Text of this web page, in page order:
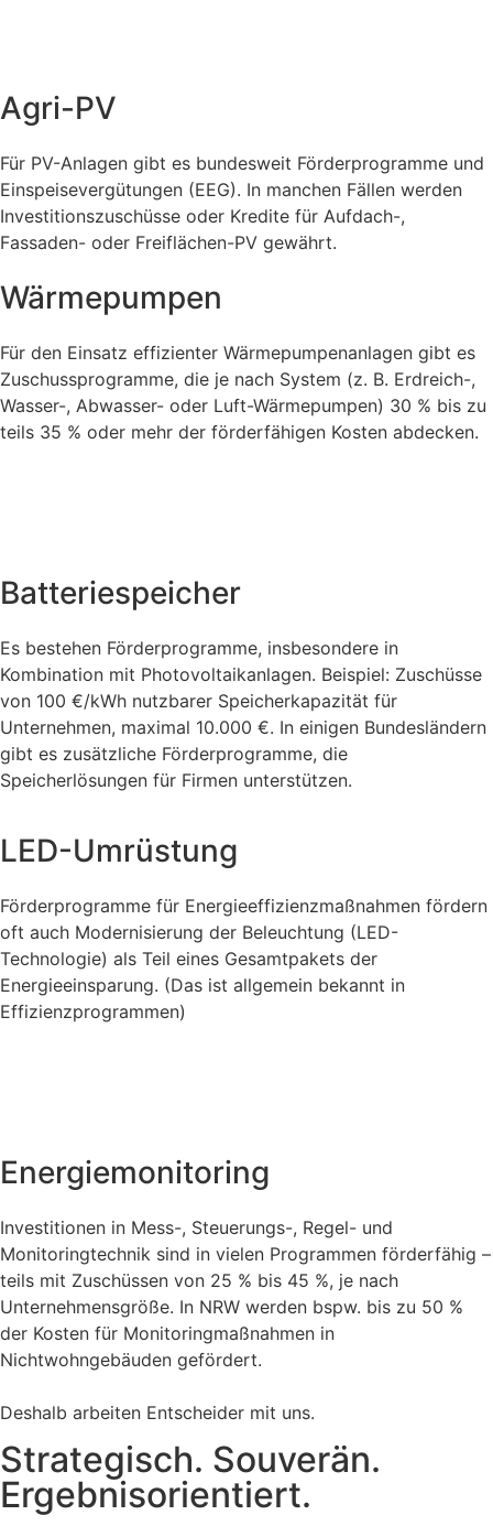
Agri-PV
Für PV-Anlagen gibt es bundesweit Förderprogramme und
Einspeisevergütungen (EEG). In manchen Fällen werden
Investitionszuschüsse oder Kredite für Aufdach-,
Fassaden- oder Freiflächen-PV gewährt.
Wärmepumpen
Für den Einsatz effizienter Wärmepumpenanlagen gibt es
Zuschussprogramme, die je nach System (z. B. Erdreich-,
Wasser-, Abwasser- oder Luft-Wärmepumpen) 30 % bis zu
teils 35 % oder mehr der förderfähigen Kosten abdecken.
Batteriespeicher
Es bestehen Förderprogramme, insbesondere in
Kombination mit Photovoltaikanlagen. Beispiel: Zuschüsse
von 100 €/kWh nutzbarer Speicherkapazität für
Unternehmen, maximal 10.000 €. In einigen Bundesländern
gibt es zusätzliche Förderprogramme, die
Speicherlösungen für Firmen unterstützen.
LED-Umrüstung
Förderprogramme für Energieeffizienzmaßnahmen fördern
oft auch Modernisierung der Beleuchtung (LED-
Technologie) als Teil eines Gesamtpakets der
Energieeinsparung. (Das ist allgemein bekannt in
Effizienzprogrammen)
Energiemonitoring
Investitionen in Mess-, Steuerungs-, Regel- und
Monitoringtechnik sind in vielen Programmen förderfähig –
teils mit Zuschüssen von 25 % bis 45 %, je nach
Unternehmensgröße. In NRW werden bspw. bis zu 50 %
der Kosten für Monitoringmaßnahmen in
Nichtwohngebäuden gefördert.
Deshalb arbeiten Entscheider mit uns.
Strategisch. Souverän.
Ergebnisorientiert.​